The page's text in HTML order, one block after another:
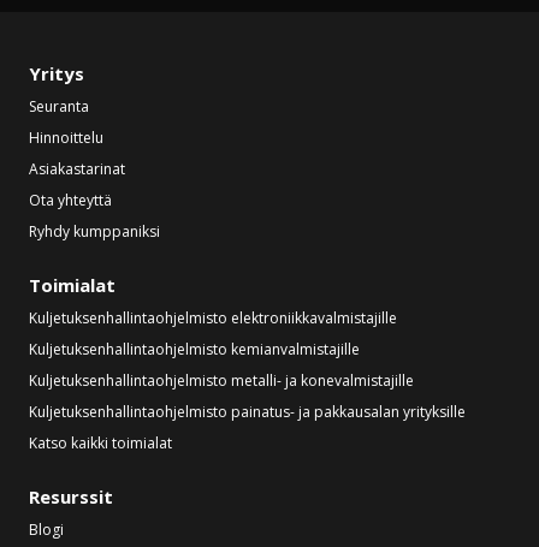
Yritys
Seuranta
Hinnoittelu
Asiakastarinat
Ota yhteyttä
Ryhdy kumppaniksi
Toimialat
Kuljetuksenhallintaohjelmisto elektroniikkavalmistajille
Kuljetuksenhallintaohjelmisto kemianvalmistajille
Kuljetuksenhallintaohjelmisto metalli- ja konevalmistajille
Kuljetuksenhallintaohjelmisto painatus- ja pakkausalan yrityksille
Katso kaikki toimialat
Resurssit
Blogi